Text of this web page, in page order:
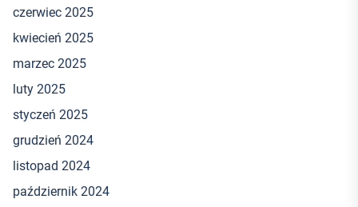
czerwiec 2025
kwiecień 2025
marzec 2025
luty 2025
styczeń 2025
grudzień 2024
listopad 2024
październik 2024